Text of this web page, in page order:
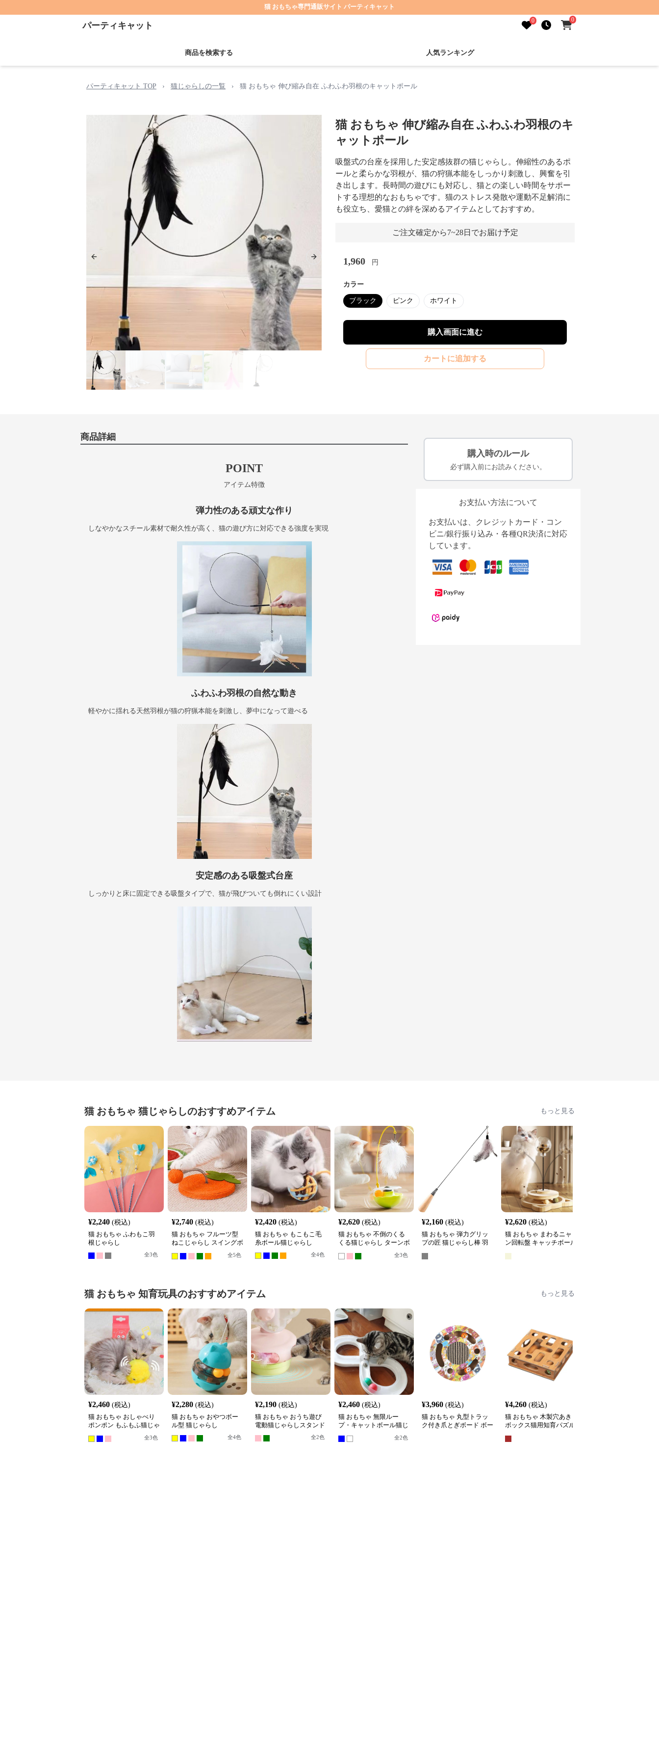
猫 おもちゃ専門通販サイト パーティキャット
パーティキャット 0 0
商品を検索する 人気ランキング
パーティキャット TOP › 猫じゃらしの一覧 › 猫 おもちゃ 伸び縮み自在 ふわふわ羽根のキャットポール
Previous slide Next slide
猫 おもちゃ 伸び縮み自在 ふわふわ羽根のキ
ャットポール
吸盤式の台座を採用した安定感抜群の猫じゃらし。伸縮性のあるポ
ールと柔らかな羽根が、猫の狩猟本能をしっかり刺激し、興奮を引
き出します。長時間の遊びにも対応し、猫との楽しい時間をサポー
トする理想的なおもちゃです。猫のストレス発散や運動不足解消に
も役立ち、愛猫との絆を深めるアイテムとしておすすめ。
ご注文確定から7~28日でお届け予定
1,960 円
カラー
ブラック ピンク ホワイト
購入画面に進む
カートに追加する
商品詳細
POINT
アイテム特徴
弾力性のある頑丈な作り
しなやかなスチール素材で耐久性が高く、猫の遊び方に対応できる強度を実現
ふわふわ羽根の自然な動き
軽やかに揺れる天然羽根が猫の狩猟本能を刺激し、夢中になって遊べる
安定感のある吸盤式台座
しっかりと床に固定できる吸盤タイプで、猫が飛びついても倒れにくい設計
購入時のルール
必ず購入前にお読みください。
お支払い方法について
お支払いは、クレジットカード・コン
ビニ/銀行振り込み・各種QR決済に対応
しています。
猫 おもちゃ 猫じゃらしのおすすめアイテム もっと見る
¥2,240 (税込)
猫 おもちゃ ふわもこ羽
根じゃらし
全3色
¥2,740 (税込)
猫 おもちゃ フルーツ型
ねこじゃらし スイングボ
全5色
¥2,420 (税込)
猫 おもちゃ もこもこ毛
糸ボール猫じゃらし
全4色
¥2,620 (税込)
猫 おもちゃ 不倒のくる
くる猫じゃらし ターンボ
全3色
¥2,160 (税込)
猫 おもちゃ 弾力グリッ
プの匠 猫じゃらし棒 羽
¥2,620 (税込)
猫 おもちゃ まわるニャ
ン回転盤 キャッチボール
猫 おもちゃ 知育玩具のおすすめアイテム もっと見る
¥2,460 (税込)
猫 おもちゃ おしゃべり
ポンポン もふもふ猫じゃ
全3色
¥2,280 (税込)
猫 おもちゃ おやつボー
ル型 猫じゃらし
全4色
¥2,190 (税込)
猫 おもちゃ おうち遊び
電動猫じゃらしスタンド
全2色
¥2,460 (税込)
猫 おもちゃ 無限ルー
プ・キャットボール猫じ
全2色
¥3,960 (税込)
猫 おもちゃ 丸型トラッ
ク付き爪とぎボード ボー
¥4,260 (税込)
猫 おもちゃ 木製穴あき
ボックス猫用知育パズル